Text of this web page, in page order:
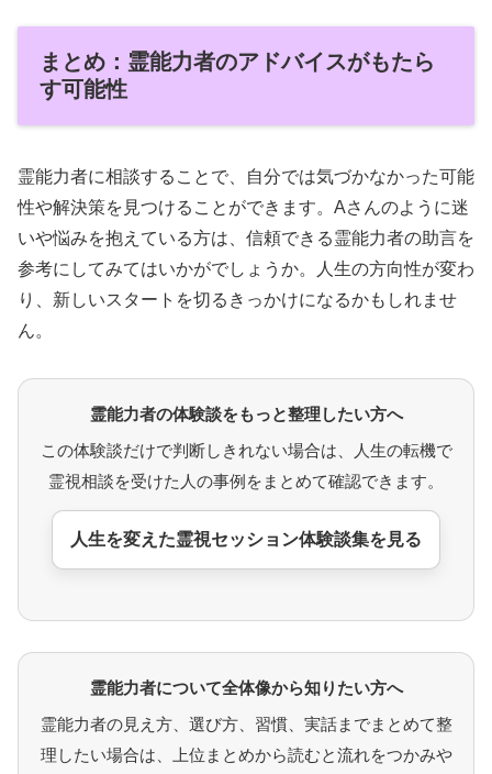
まとめ：霊能力者のアドバイスがもたら
す可能性
霊能力者に相談することで、自分では気づかなかった可能
性や解決策を見つけることができます。Aさんのように迷
いや悩みを抱えている方は、信頼できる霊能力者の助言を
参考にしてみてはいかがでしょうか。人生の方向性が変わ
り、新しいスタートを切るきっかけになるかもしれませ
ん。
霊能力者の体験談をもっと整理したい方へ
この体験談だけで判断しきれない場合は、人生の転機で
霊視相談を受けた人の事例をまとめて確認できます。
人生を変えた霊視セッション体験談集を見る
霊能力者について全体像から知りたい方へ
霊能力者の見え方、選び方、習慣、実話までまとめて整
理したい場合は、上位まとめから読むと流れをつかみや